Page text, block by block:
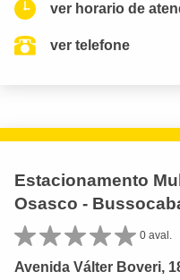
ver horario de
ver telefone
Estacionamento
Osasco -
0 aval.
Avenida Válter Boveri,